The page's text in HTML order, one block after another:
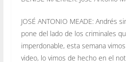
JOSÉ ANTONIO MEADE: Andrés
pone del lado de los criminales
imperdonable, esta semana
video, lo vimos de hecho en el